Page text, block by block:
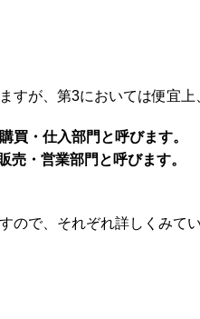
が、第3においては便宜上
・仕入部門と呼びます。
・営業部門と呼びます。
ので、それぞれ詳しくみて